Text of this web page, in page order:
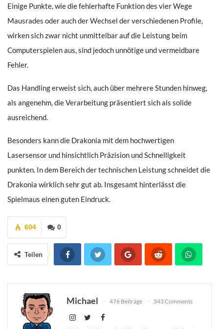
Einige Punkte, wie die fehlerhafte Funktion des vier Wege
Mausrades oder auch der Wechsel der verschiedenen Profile,
wirken sich zwar nicht unmittelbar auf die Leistung beim
Computerspielen aus, sind jedoch unnötige und vermeidbare
Fehler.
Das Handling erweist sich, auch über mehrere Stunden hinweg,
als angenehm, die Verarbeitung präsentiert sich als solide
ausreichend.
Besonders kann die Drakonia mit dem hochwertigen
Lasersensor und hinsichtlich Präzision und Schnelligkeit
punkten. In dem Bereich der technischen Leistung schneidet die
Drakonia wirklich sehr gut ab. Insgesamt hinterlässt die
Spielmaus einen guten Eindruck.
0
604
Teilen
Michael 476 Beiträge 343 Comments